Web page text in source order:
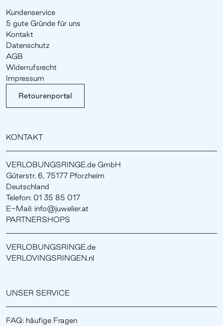
Kundenservice
5 gute Gründe für uns
Kontakt
Datenschutz
AGB
Widerrufsrecht
Impressum
Retourenportal
KONTAKT
VERLOBUNGSRINGE.de GmbH
Güterstr. 6, 75177 Pforzheim
Deutschland
Telefon: 01 35 85 017
E-Mail: info@juwelier.at
PARTNERSHOPS
VERLOBUNGSRINGE.de
VERLOVINGSRINGEN.nl
UNSER SERVICE
FAQ: häufige Fragen